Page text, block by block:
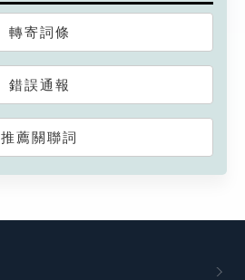
轉寄詞條
錯誤通報
推薦關聯詞